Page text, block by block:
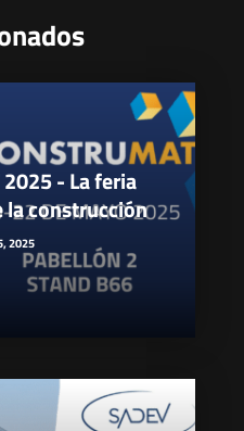
2025 - La feria
construcción
2025